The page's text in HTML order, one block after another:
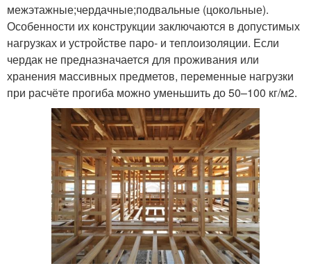
межэтажные;чердачные;подвальные (цокольные).
Особенности их конструкции заключаются в допустимых
нагрузках и устройстве паро- и теплоизоляции. Если
чердак не предназначается для проживания или
хранения массивных предметов, переменные нагрузки
при расчёте прогиба можно уменьшить до 50–100 кг/м2.